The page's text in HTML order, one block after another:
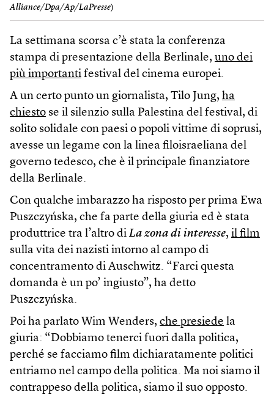
Alliance/Dpa/Ap/LaPresse)
La settimana scorsa c’è stata la conferenza
stampa di presentazione della Berlinale, uno dei
più importanti festival del cinema europei.
A un certo punto un giornalista, Tilo Jung, ha
chiesto se il silenzio sulla Palestina del festival, di
solito solidale con paesi o popoli vittime di soprusi,
avesse un legame con la linea filoisraeliana del
governo tedesco, che è il principale finanziatore
della Berlinale.
Con qualche imbarazzo ha risposto per prima Ewa
Puszczyńska, che fa parte della giuria ed è stata
produttrice tra l’altro di La zona di interesse, il film
sulla vita dei nazisti intorno al campo di
concentramento di Auschwitz. “Farci questa
domanda è un po’ ingiusto”, ha detto
Puszczyńska.
Poi ha parlato Wim Wenders, che presiede la
giuria: “Dobbiamo tenerci fuori dalla politica,
perché se facciamo film dichiaratamente politici
entriamo nel campo della politica. Ma noi siamo il
contrappeso della politica, siamo il suo opposto.